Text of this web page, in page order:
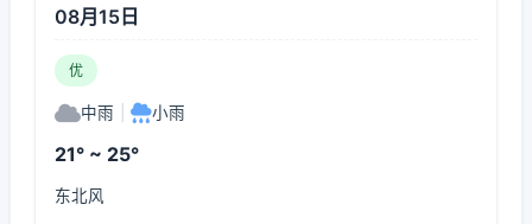
08月15日
优
中雨 小雨
21° ~ 25°
东北风